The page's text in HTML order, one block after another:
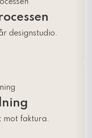
designstudio.
mot faktura.